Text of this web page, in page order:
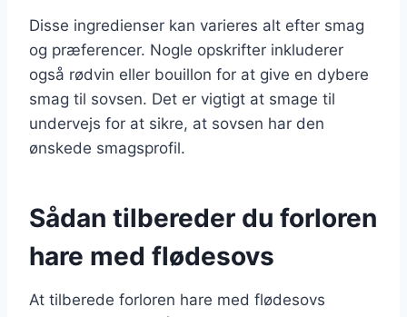
Disse ingredienser kan varieres alt efter smag
og præferencer. Nogle opskrifter inkluderer
også rødvin eller bouillon for at give en dybere
smag til sovsen. Det er vigtigt at smage til
undervejs for at sikre, at sovsen har den
ønskede smagsprofil.
Sådan tilbereder du forloren
hare med flødesovs
At tilberede forloren hare med flødesovs